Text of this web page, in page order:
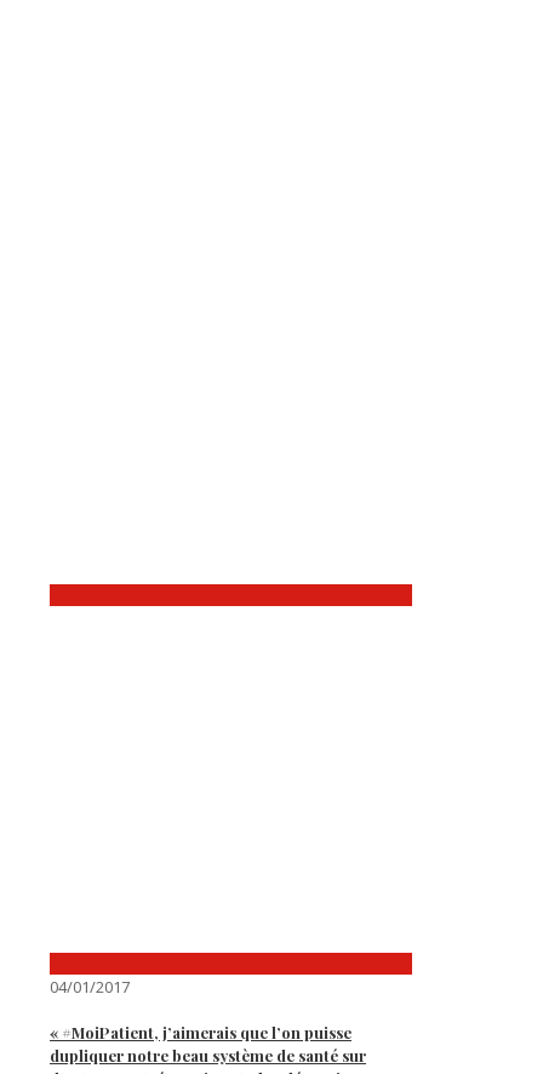
04/01/2017
« #MoiPatient, j’aimerais que l’on puisse
dupliquer notre beau système de santé sur